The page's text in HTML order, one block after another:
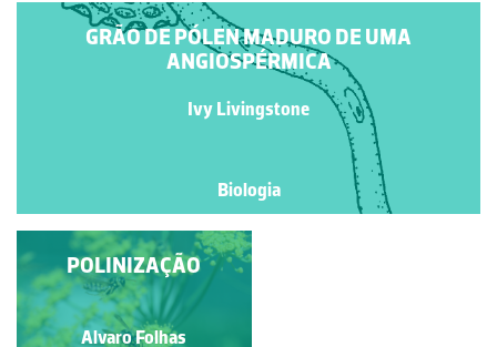
GRÃO DE PÓLEN MADURO DE UMA
ANGIOSPÉRMICA
Ivy Livingstone
Biologia
FORMAÇÃO DE
GRÃOS DE PÓLEN E
FERTILIZAÇÃO DE
UMA
Ivy Livingstone
POLINIZAÇÃO
Alvaro Folhas